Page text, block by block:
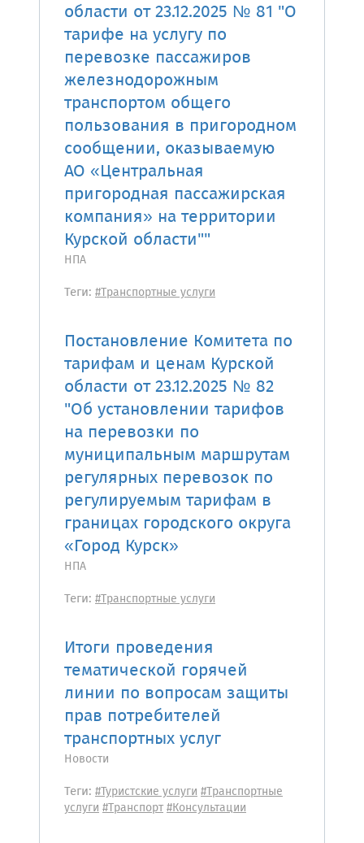
области от 23.12.2025 № 81 "О
тарифе на услугу по
перевозке пассажиров
железнодорожным
транспортом общего
пользования в пригородном
сообщении, оказываемую
АО «Центральная
пригородная пассажирская
компания» на территории
Курской области""
НПА
Теги: #Транспортные услуги
Постановление Комитета по
тарифам и ценам Курской
области от 23.12.2025 № 82
"Об установлении тарифов
на перевозки по
муниципальным маршрутам
регулярных перевозок по
регулируемым тарифам в
границах городского округа
«Город Курск»
НПА
Теги: #Транспортные услуги
Итоги проведения
тематической горячей
линии по вопросам защиты
прав потребителей
транспортных услуг
Новости
Теги: #Туристские услуги#Транспортные
услуги#Транспорт#Консультации